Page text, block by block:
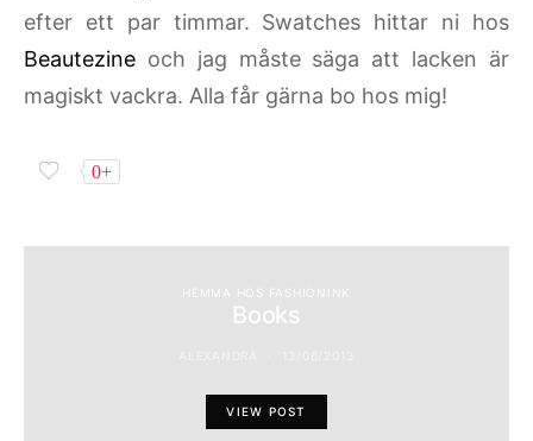
efter ett par timmar. Swatches hittar ni hos
Beautezine och jag måste säga att lacken är
magiskt vackra. Alla får gärna bo hos mig!
0+
HEMMA HOS FASHIONINK
Books
VIEW POST